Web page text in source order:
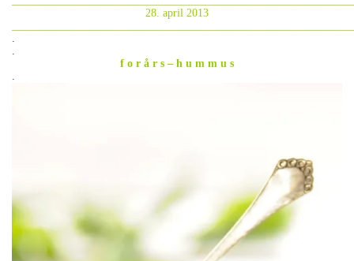
28. april 2013
.
.
f o r å r s – h u m m u s
.